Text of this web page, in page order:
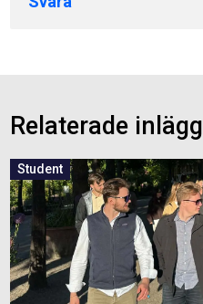
Relaterade inlägg
Student